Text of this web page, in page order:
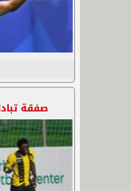
صفقة